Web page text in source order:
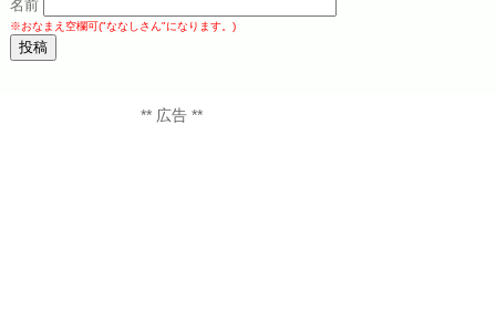
名前
※おなまえ空欄可("ななしさん"になります。)
** 広告 **